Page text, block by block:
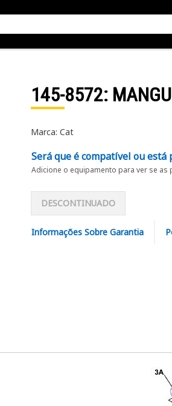
145-8572:
Marca: Cat
Será que é compatível ou está
Adicione o equipamento para ver se
DESCONTINUADO
Informações Sobre Garantia